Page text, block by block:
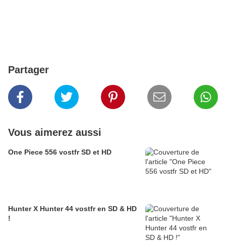
Partager
Vous aimerez aussi
One Piece 556 vostfr SD et HD
Hunter X Hunter 44 vostfr en SD & HD
!